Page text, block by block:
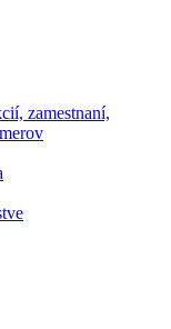
zamestnaní,